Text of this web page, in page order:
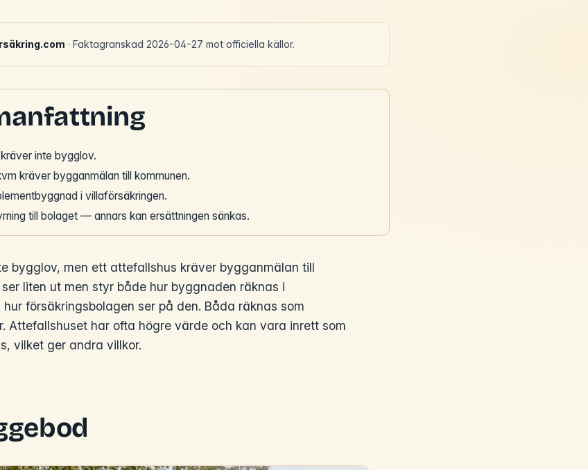
· Faktagranskad 2026-04-27 mot officiella källor.
inte bygglov.
kräver bygganmälan till kommunen.
i villaförsäkringen.
till bolaget — annars kan ersättningen sänkas.
bygglov, men ett attefallshus kräver bygganmälan till
liten ut men styr både hur byggnaden räknas i
försäkringsbolagen ser på den. Båda räknas som
Attefallshuset har ofta högre värde och kan vara inrett som
vilket ger andra villkor.